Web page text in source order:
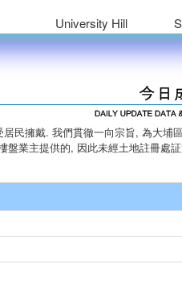
University Hill
民擁戴. 我們貫徹一向宗旨, 為大埔
業主提供的, 因此未經土地註冊處